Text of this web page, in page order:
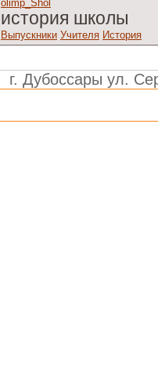
olimp_Shol
история школы
Выпускники Учителя История
г. Дубоссары ул.